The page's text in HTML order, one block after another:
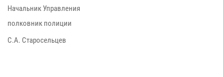
Начальник Управления
полковник полиции
С.А. Старосельцев